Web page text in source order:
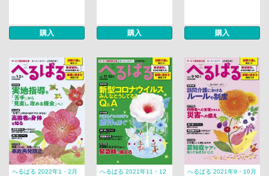
購入 購入 購入
へるぱる 2022年1・2月
へるぱる 2021年11・12
へるぱる 2021年9・10月